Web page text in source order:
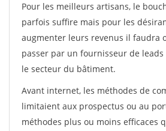
Pour les meilleurs artisans, le
parfois suffire mais pour les
augmenter leurs revenus il faudra
passer par un fournisseur de
le secteur du bâtiment.
Avant internet, les méthodes de
limitaient aux prospectus ou au
méthodes plus ou moins efficaces